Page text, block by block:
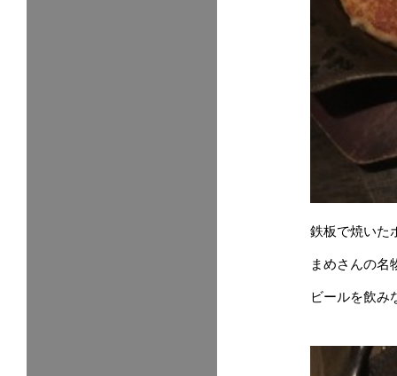
鉄板で焼いた
まめさんの名
ビールを飲み